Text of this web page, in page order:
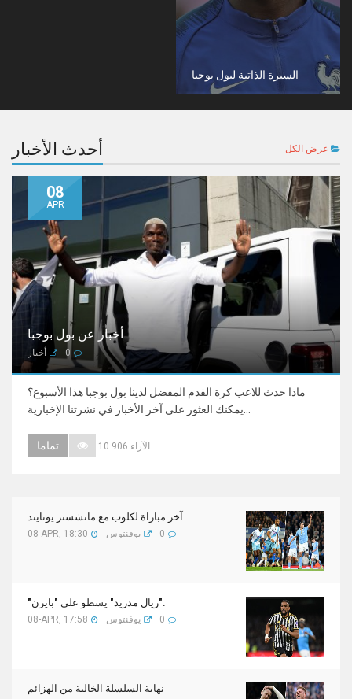
السيرة الذاتية لبول بوجبا
أحدث الأخبار
08
APR
أخبار عن بول بوجبا
أخبار 0
ماذا حدث للاعب كرة القدم المفضل لدينا بول بوجبا هذا الأسبوع؟
يمكنك العثور على آخر الأخبار في نشرتنا الإخبارية...
تماما 10 906 الآراء
آخر مباراة لكلوب مع مانشستر يونايتد
08-APR, 18:30 يوفنتوس 0
"ريال مدريد" يسطو على "بايرن".
08-APR, 17:58 يوفنتوس 0
نهاية السلسلة الخالية من الهزائم